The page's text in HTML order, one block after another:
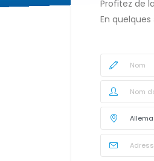
Profitez de
En